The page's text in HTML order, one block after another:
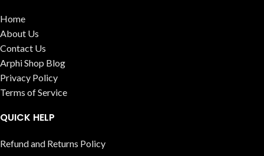
Home
About Us
Contact Us
Arphi Shop Blog
Privacy Policy
Terms of Service
QUICK HELP
Refund and Returns Policy